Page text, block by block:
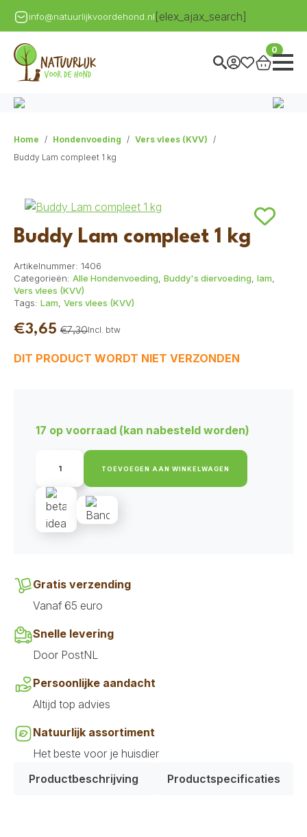
info@natuurlijkvoordehond.nl [elex_ajax_search]
0
Home Hondenvoeding
Vers vlees (KVV)
Buddy Lam compleet 1 kg
Buddy Lam compleet 1 kg
Artikelnummer: 1406
Categorieën: Alle Hondenvoeding, Buddy's diervoeding, lam,
Vers vlees (KVV)
Tags: Lam, Vers vlees (KVV)
€7,30
Oorspronkelijke
prijs
€3,65
Huidige
prijs
Incl. btw
DIT PRODUCT WORDT NIET VERZONDEN
17 op voorraad (kan nabesteld worden)
kg
aantal
TOEVOEGEN AAN WINKELWAGEN
Gratis verzending
Vanaf 65 euro
Snelle levering
Door PostNL
Persoonlijke aandacht
Altijd top advies
Natuurlijk assortiment
Het beste voor je huisdier
Productbeschrijving
Productspecificaties